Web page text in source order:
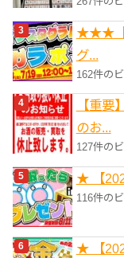
★★★【
グ...
162件の
【重
のお...
127件の
★ 【
116件の
★ 【